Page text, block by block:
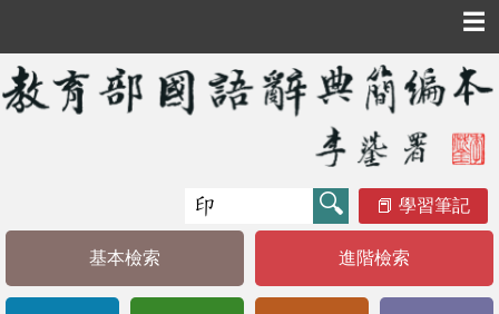
☰
學習筆記
基本檢索 進階檢索